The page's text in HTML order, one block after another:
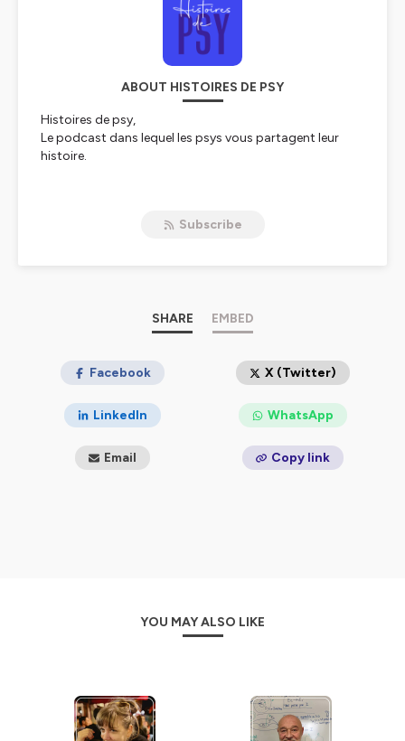
ABOUT HISTOIRES DE PSY
Histoires de psy,
Le podcast dans lequel les psys vous partagent leur
histoire.
au travail intime et nécessaire, ce nouage indispensable
Bienvenue sur Histoires de Psy.
Musique originale : Lofi Cities « Paris »
#clinique #interview
ausha.co/politique-de-
confidentialitepour plus d'informations.
Subscribe
SHARE EMBED
Facebook X (Twitter)
LinkedIn WhatsApp
Email Copy link
YOU MAY ALSO LIKE